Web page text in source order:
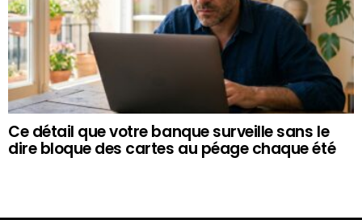
Ce détail que votre banque surveille sans le
dire bloque des cartes au péage chaque été